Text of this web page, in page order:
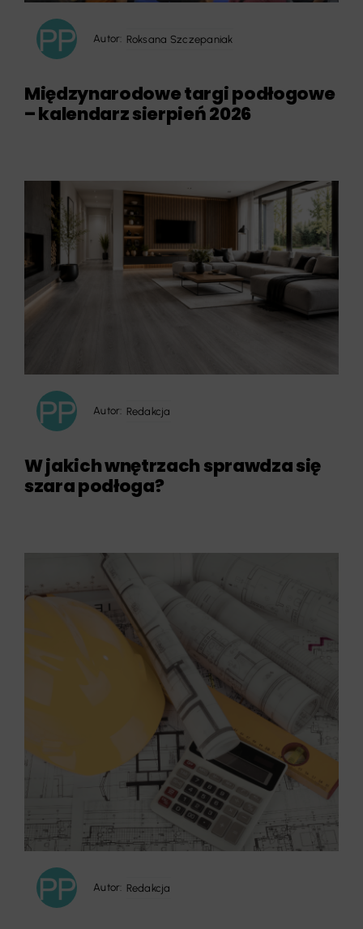
Autor: Roksana Szczepaniak
Międzynarodowe targi podłogowe
– kalendarz sierpień 2026
Autor: Redakcja
W jakich wnętrzach sprawdza się
szara podłoga?
Autor: Redakcja